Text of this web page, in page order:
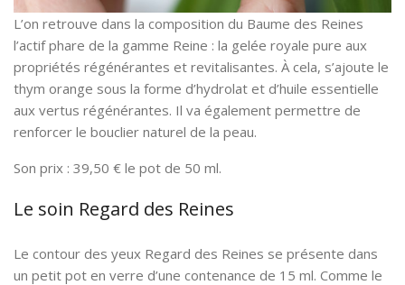
L’on retrouve dans la composition du Baume des Reines
l’actif phare de la gamme Reine : la gelée royale pure aux
propriétés régénérantes et revitalisantes. À cela, s’ajoute le
thym orange sous la forme d’hydrolat et d’huile essentielle
aux vertus régénérantes. Il va également permettre de
renforcer le bouclier naturel de la peau.
Son prix : 39,50 € le pot de 50 ml.
Le soin Regard des Reines
Le contour des yeux Regard des Reines se présente dans
un petit pot en verre d’une contenance de 15 ml. Comme le